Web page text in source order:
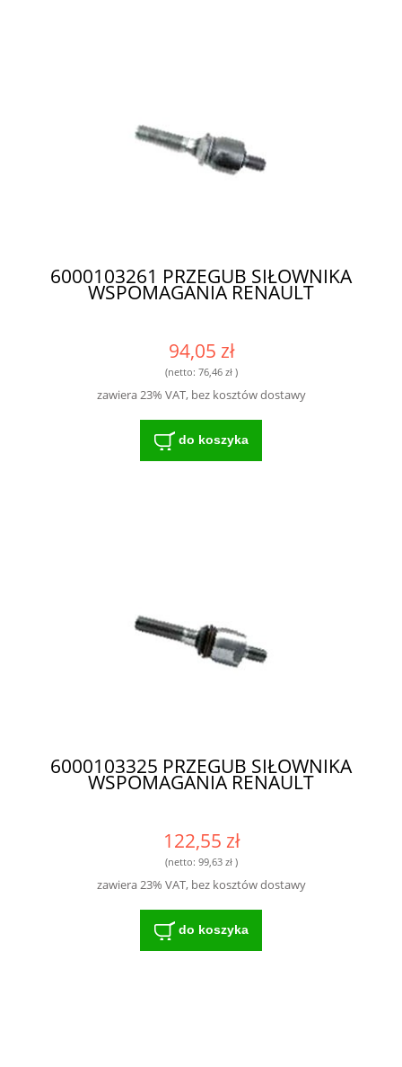
6000103261 PRZEGUB SIŁOWNIKA
WSPOMAGANIA RENAULT
94,05 zł
(netto: 76,46 zł)
zawiera 23% VAT, bez kosztów dostawy
do koszyka
6000103325 PRZEGUB SIŁOWNIKA
WSPOMAGANIA RENAULT
122,55 zł
(netto: 99,63 zł)
zawiera 23% VAT, bez kosztów dostawy
do koszyka